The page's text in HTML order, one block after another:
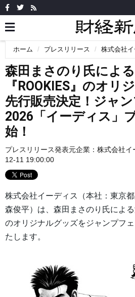
ホーム プレスリリース 株式会社
森田まさのり氏によ
『ROOKIES』のオリ
先行販売決定！ジャ
2026「イーディス」
始！
プレスリリース発表元企業： 株式会社イ
12-11 19:00:00
株式会社イーディス（本社：東京
森俊平）は、森田まさのり氏によ
のオリジナルグッズをジャンプフ
たします。